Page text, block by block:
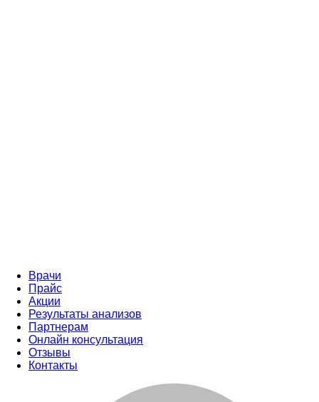
Врачи
Прайс
Акции
Результаты анализов
Партнерам
Онлайн консультация
Отзывы
Контакты